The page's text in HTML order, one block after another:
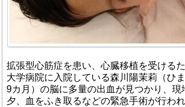
拡張型心筋症を患い、心臓移植を受ける
大学病院に入院している森川陽茉莉（ひ
9カ月）の脳に多量の出血が見つかり、現
夕、血をふき取るなどの緊急手術が行わ